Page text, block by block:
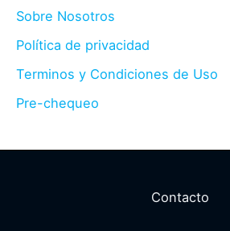
Sobre Nosotros
Política de privacidad
Terminos y Condiciones de Uso
Pre-chequeo
Contacto